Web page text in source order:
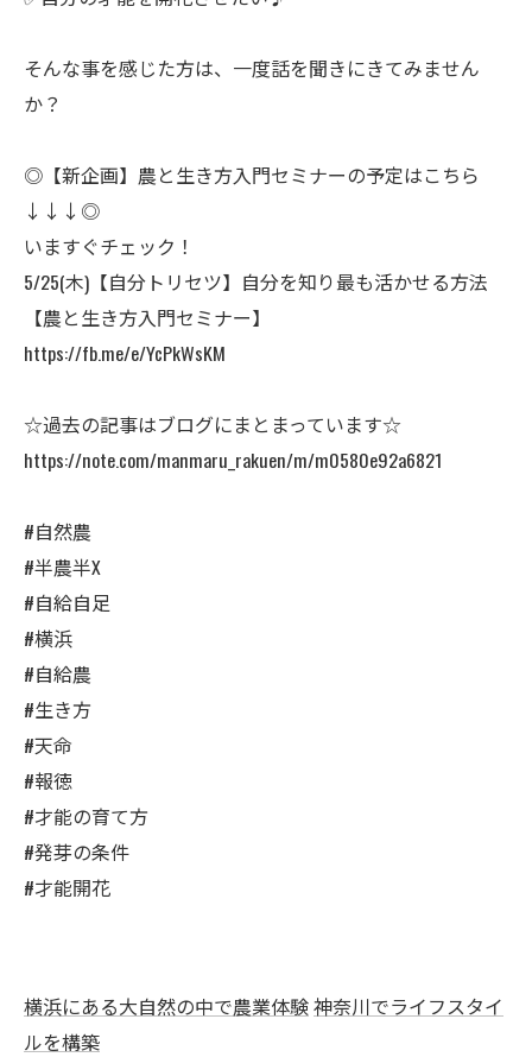
ㅤそんな事を感じた方は、一度話を聞きにきてみません
か？
◎【新企画】農と生き方入門セミナーの予定はこちら
↓↓↓◎
いますぐチェック！
5/25(木)ㅤ【自分トリセツ】自分を知り最も活かせる方法
【農と生き方入門セミナー】
https://fb.me/e/YcPkWsKM
☆過去の記事はブログにまとまっています☆
https://note.com/manmaru_rakuen/m/m0580e92a6821
#自然農
#半農半X
#自給自足
#横浜
#自給農
#生き方
#天命
#報徳
#才能の育て方
#発芽の条件
#才能開花
横浜にある大自然の中で農業体験神奈川でライフスタイ
ルを構築